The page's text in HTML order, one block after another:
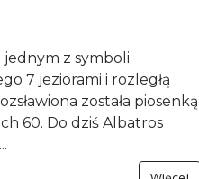
z symboli
7 jeziorami i rozległą
została piosenką
60. Do dziś Albatros